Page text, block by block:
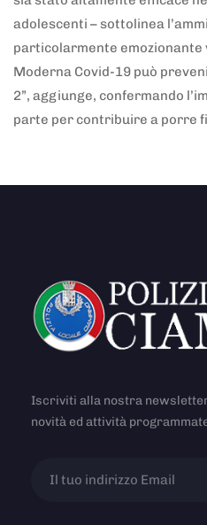
adolescenti – sottolinea
particolarmente emozionante
Moderna Covid-19 può
2”, aggiunge, confermando
parte per contribuire a porre
Iscriviti alla nostra
novità ed attività